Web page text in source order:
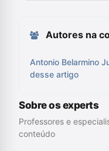
Autores na
Antonio Belarmino
desse artigo
Sobre os experts
Professores e
conteúdo